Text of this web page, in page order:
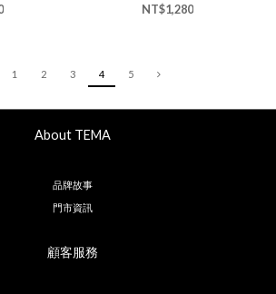
NT$1,280
1 2 3 4 5
About TEMA
品牌故事
門市資訊
顧客服務